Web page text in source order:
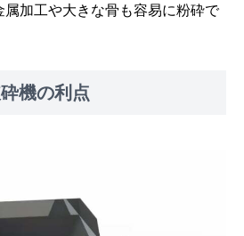
加工や大きな骨も容易に粉砕で
機の利点